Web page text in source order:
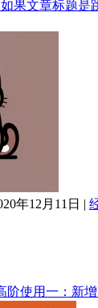
果文章标题是
年12月11日 |
阶使用一：新